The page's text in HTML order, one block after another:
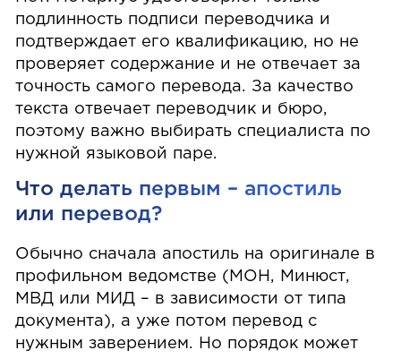
подлинность подписи переводчика и
подтверждает его квалификацию, но не
проверяет содержание и не отвечает за
точность самого перевода. За качество
текста отвечает переводчик и бюро,
поэтому важно выбирать специалиста по
нужной языковой паре.
Что делать первым – апостиль
или перевод?
Обычно сначала апостиль на оригинале в
профильном ведомстве (МОН, Минюст,
МВД или МИД – в зависимости от типа
документа), а уже потом перевод с
нужным заверением. Но порядок может